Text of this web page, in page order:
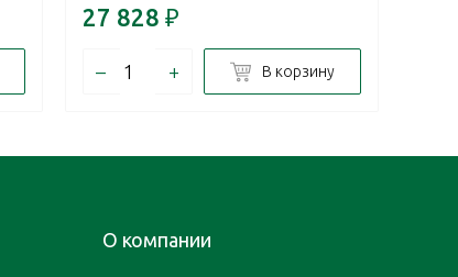
27 828 ₽
– + В корзину
О компании